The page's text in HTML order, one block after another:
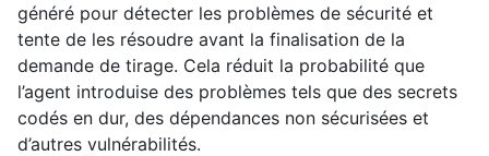
généré pour détecter les problèmes de sécurité et
tente de les résoudre avant la finalisation de la
demande de tirage. Cela réduit la probabilité que
l’agent introduise des problèmes tels que des secrets
codés en dur, des dépendances non sécurisées et
d’autres vulnérabilités.